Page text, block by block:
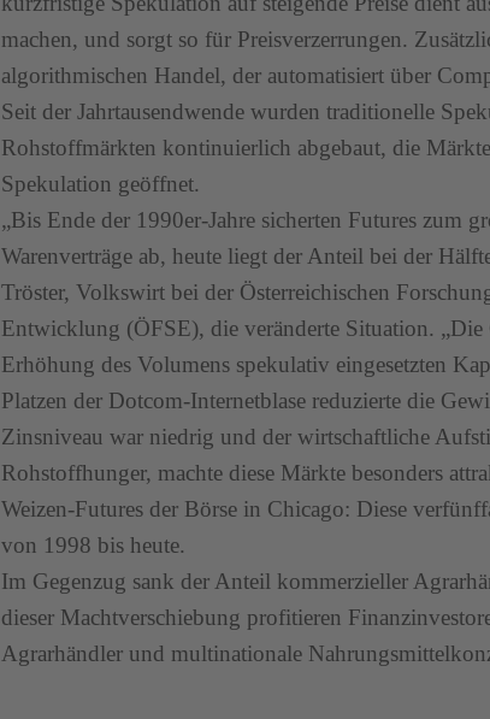
machen, und sorgt so für Preisverzerrungen.
algorithmischen Handel, der automatisiert über
Seit der Jahrtausendwende wurden traditionelle
Rohstoffmärkten kontinuierlich abgebaut, die
Spekulation geöffnet.
„Bis Ende der 1990er-Jahre sicherten Futures zum
Warenverträge ab, heute liegt der Anteil bei der
Tröster, Volkswirt bei der Österreichischen
Entwicklung (ÖFSE), die veränderte Situation.
Erhöhung des Volumens spekulativ eingesetzten
Platzen der Dotcom-Internetblase reduzierte die
Zinsniveau war niedrig und der wirtschaftliche
Rohstoffhunger, machte diese Märkte besonders
Weizen-Futures der Börse in Chicago: Diese
von 1998 bis heute.
Im Gegenzug sank der Anteil kommerzieller
dieser Machtverschiebung profitieren
Agrarhändler und multinationale